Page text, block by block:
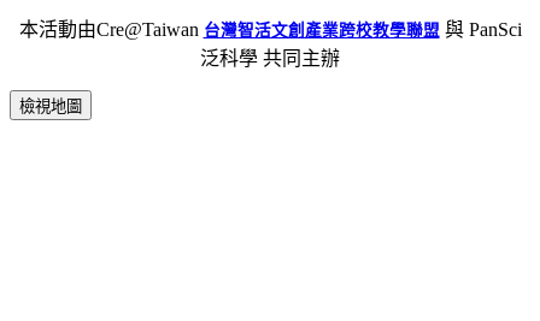
本活動由Cre@Taiwan 台灣智活文創產業跨校教學聯盟 與 PanSci
泛科學 共同主辦
檢視地圖